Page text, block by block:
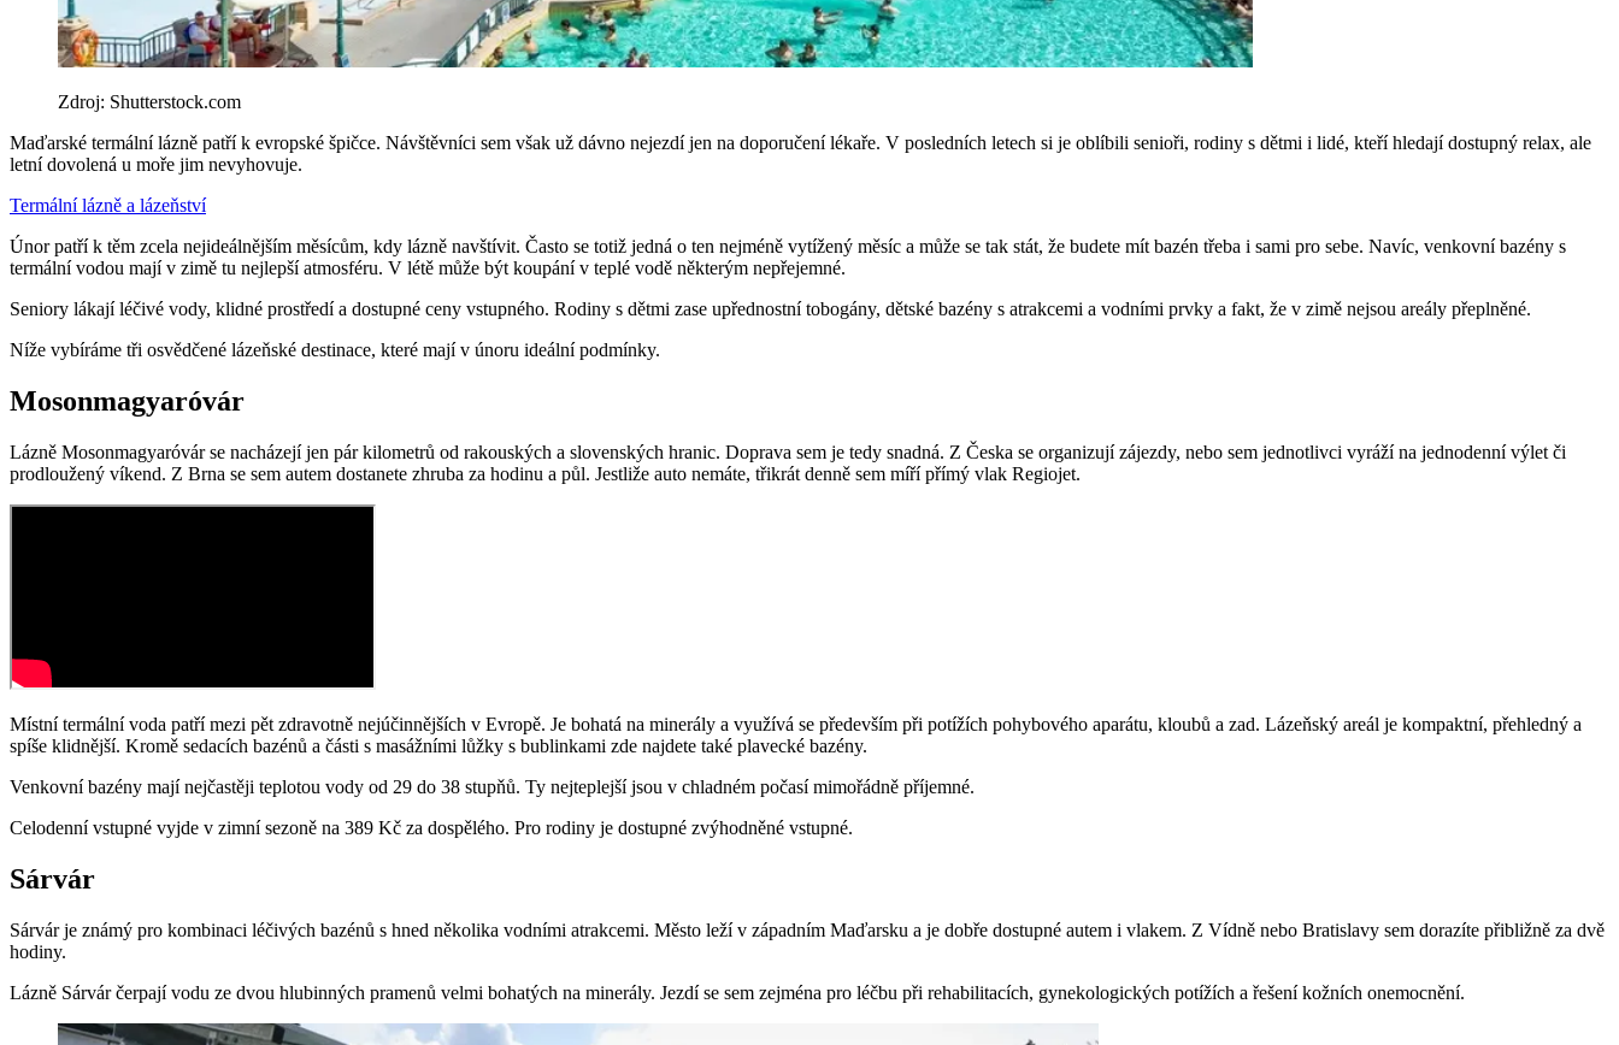
Zdroj: Shutterstock.com
Maďarské termální lázně patří k evropské špičce. Návštěvníci sem však už dávno nejezdí jen na doporučení lékaře. V posledních letech si je oblíbili senioři, rodiny s dětmi i lidé, kteří hledají dostupný relax, ale
letní dovolená u moře jim nevyhovuje.
Termální lázně a lázeňství
Únor patří k těm zcela nejideálnějším měsícům, kdy lázně navštívit. Často se totiž jedná o ten nejméně vytížený měsíc a může se tak stát, že budete mít bazén třeba i sami pro sebe. Navíc, venkovní bazény s
termální vodou mají v zimě tu nejlepší atmosféru. V létě může být koupání v teplé vodě některým nepřejemné.
Seniory lákají léčivé vody, klidné prostředí a dostupné ceny vstupného. Rodiny s dětmi zase upřednostní tobogány, dětské bazény s atrakcemi a vodními prvky a fakt, že v zimě nejsou areály přeplněné.
Níže vybíráme tři osvědčené lázeňské destinace, které mají v únoru ideální podmínky.
Mosonmagyaróvár
Lázně Mosonmagyaróvár se nacházejí jen pár kilometrů od rakouských a slovenských hranic. Doprava sem je tedy snadná. Z Česka se organizují zájezdy, nebo sem jednotlivci vyráží na jednodenní výlet či
prodloužený víkend. Z Brna se sem autem dostanete zhruba za hodinu a půl. Jestliže auto nemáte, třikrát denně sem míří přímý vlak Regiojet.
Místní termální voda patří mezi pět zdravotně nejúčinnějších v Evropě. Je bohatá na minerály a využívá se především při potížích pohybového aparátu, kloubů a zad. Lázeňský areál je kompaktní, přehledný a
spíše klidnější. Kromě sedacích bazénů a části s masážními lůžky s bublinkami zde najdete také plavecké bazény.
Venkovní bazény mají nejčastěji teplotou vody od 29 do 38 stupňů. Ty nejteplejší jsou v chladném počasí mimořádně příjemné.
Celodenní vstupné vyjde v zimní sezoně na 389 Kč za dospělého. Pro rodiny je dostupné zvýhodněné vstupné.
Sárvár
Sárvár je známý pro kombinaci léčivých bazénů s hned několika vodními atrakcemi. Město leží v západním Maďarsku a je dobře dostupné autem i vlakem. Z Vídně nebo Bratislavy sem dorazíte přibližně za dvě
hodiny.
Lázně Sárvár čerpají vodu ze dvou hlubinných pramenů velmi bohatých na minerály. Jezdí se sem zejména pro léčbu při rehabilitacích, gynekologických potížích a řešení kožních onemocnění.